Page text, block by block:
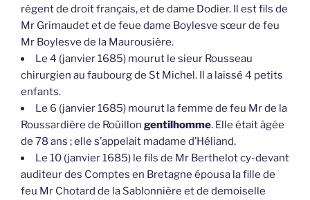
régent de droit français, et de dame Dodier. Il est fils de
Mr Grimaudet et de feue dame Boylesve sœur de feu
Mr Boylesve de la Maurousière.
Le 4 (janvier 1685) mourut le sieur Rousseau
chirurgien au faubourg de St Michel. Il a laissé 4 petits
enfants.
Le 6 (janvier 1685) mourut la femme de feu Mr de la
Roussardière de Roüillon gentilhomme. Elle était âgée
de 78 ans ; elle s’appelait madame d’Héliand.
Le 10 (janvier 1685) le fils de Mr Berthelot cy-devant
auditeur des Comptes en Bretagne épousa la fille de
feu Mr Chotard de la Sablonnière et de demoiselle